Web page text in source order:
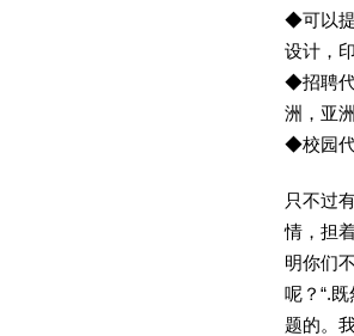
◆可以提
设计，
◆招聘代
洲，亚
◆校园代
只不过
情，担
明你们
呢？“.
题的。